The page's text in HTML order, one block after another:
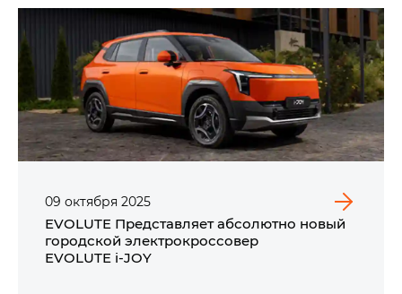
09 октября 2025
EVOLUTE Представляет абсолютно новый
городской электрокроссовер
EVOLUTE i‑JOY